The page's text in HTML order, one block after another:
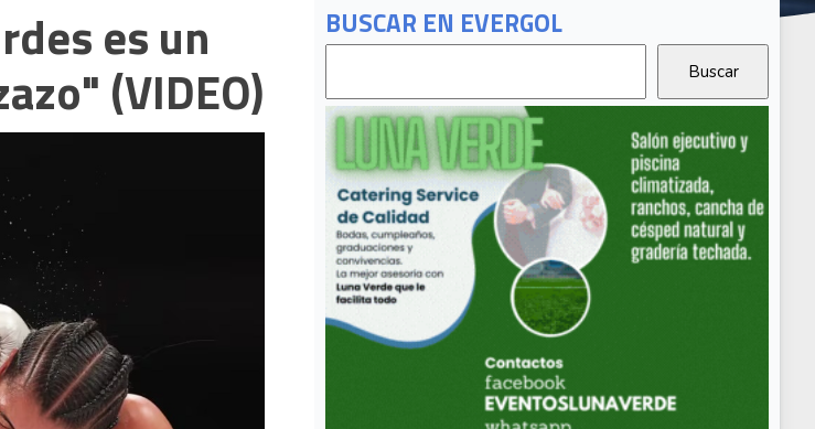
BUSCAR EN EVERGOL
es un
(VIDEO)